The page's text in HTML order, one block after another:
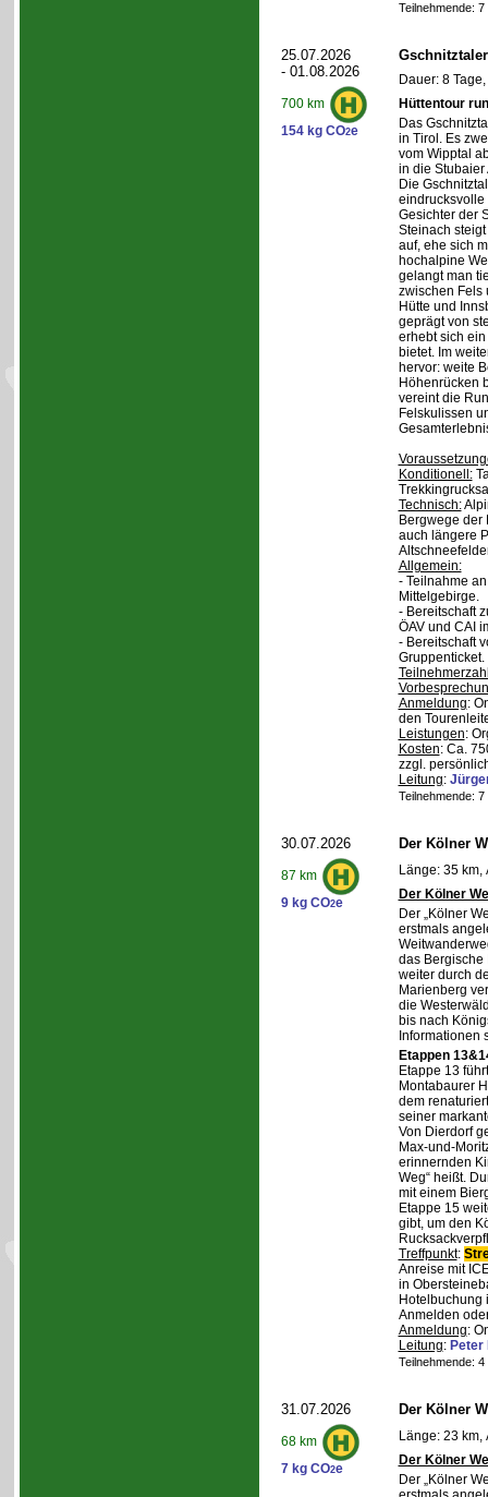
Teilnehmende:
25.07.2026
- 01.08.2026
700 km
154 kg CO2e
Dauer: 8
Hüttentour
Das
in Tirol. Es
vom Wipptal
in die Stubaier
Die
Gesichter der
Steinach
auf, ehe sich
hochalpine
gelangt man
zwischen Fels
Hütte und
geprägt von
erhebt sich
bietet. Im
hervor: weite
Höhenrücken
vereint die
Felskulissen
Konditionell:
Technisch:
Bergwege
auch längere
Allgemein:
- Teilnahme
Mittelgebirge.
- Bereitschaft
ÖAV und CAI
- Bereitschaft
Gruppenticket.
Anmeldung:
den
Leistungen:
Kosten: Ca.
zzgl.
Leitung:
Teilnehmende:
30.07.2026
87 km
9 kg CO2e
Der Kölner
Länge: 35 km,
Der Kölner
Der „Kölner
erstmals
das Bergische
weiter durch
Marienberg
die
bis nach
Informationen
Etappen
Etappe 13
Montabaurer
dem
seiner
Von Dierdorf
Max-und-
erinnernden
Weg“ heißt.
mit einem
Etappe 15
gibt, um den
Treffpunkt:
Anreise mit
in
Hotelbuchung
Anmelden
Anmeldung:
Leitung: Peter
Teilnehmende:
31.07.2026
68 km
7 kg CO2e
Der Kölner
Länge: 23 km,
Der Kölner
Der „Kölner